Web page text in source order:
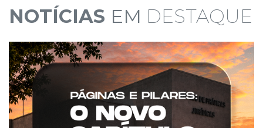
NOTÍCIAS EM DESTAQUE